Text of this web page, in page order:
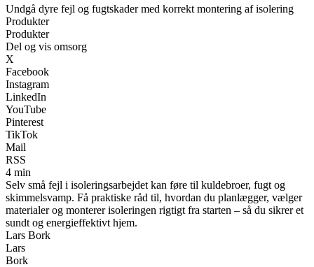
Undgå dyre fejl og fugtskader med korrekt montering af isolering
Produkter
Produkter
Del og vis omsorg
X
Facebook
Instagram
LinkedIn
YouTube
Pinterest
TikTok
Mail
RSS
4 min
Selv små fejl i isoleringsarbejdet kan føre til kuldebroer, fugt og
skimmelsvamp. Få praktiske råd til, hvordan du planlægger, vælger
materialer og monterer isoleringen rigtigt fra starten – så du sikrer et
sundt og energieffektivt hjem.
Lars Bork
Lars
Bork